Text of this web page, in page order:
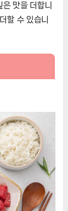
맛을 더합니
할 수 있습니